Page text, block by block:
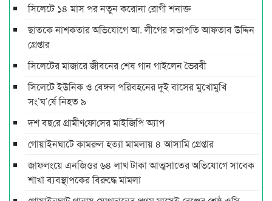
সিলেটে ১৪ মাস পর নতুন করোনা রোগী শনাক্ত
ছাতকে নাশকতার অভিযোগে আ. লীগের সভাপ‌তি আফতাব উদ্দিন
গ্রেপ্তার
সিলেটের মাজারে জীবনের শেষ গান গাইলেন ভৈরবী
সিলেটে ইউনিক ও বেঙ্গল পরিবহনের দুই বাসের মুখোমুখি
সং’ঘ’র্ষে নিহত ৯
দশ বছ‌রে গ্রামীণ‌ফো‌সের মাইজিপি অ্যাপ
গোয়াইনঘাটে কামরুল হত্যা মামলায় ৪ আসামি গ্রেপ্তার
জাফলংয়ে এনজিওর ৬৪ লাখ টাকা আত্মসাতের অভিযোগে সাবেক
শাখা ব্যবস্থাপকের বিরুদ্ধে মামলা